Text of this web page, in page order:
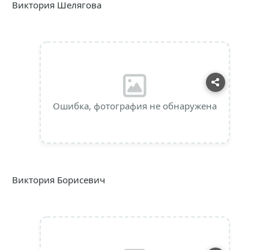
Виктория Шелягова
Ошибка, фотография не обнаружена
Виктория Борисевич